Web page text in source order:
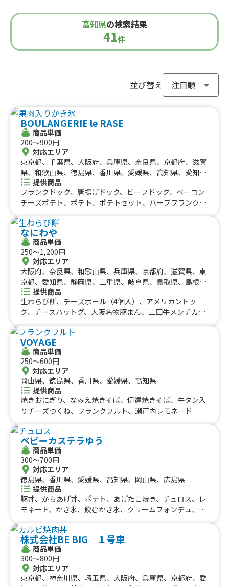
関東のケータリングカー
埼玉県栃木県
北信越のケータリングカー
東海のケータリングカー
愛知県静岡県三重県岐阜県
中国のケータリングカー
鳥取県島根県岡山県広島県山口県
四国のケータリングカー
徳島県香川県愛媛県高知県
九州のケータリングカー
福岡県 佐賀県
沖縄のケータリングカー
沖縄県
#餃子・小籠包
#唐揚げ #ドリンク
#タピオカ
#イタリアン #カレー
#ケバブ #コーヒー
#タコライス
#焼きそば
#焼き鳥
#おにぎり
#ローストビーフ
#スムージー
#アイスクリーム
#クリームソーダ
#ケーキ
#クロッフル #モンブラン #お弁当
#パフェ
#フルーツジュース
#パン #韓国料理
#パンケーキ
#海鮮
#和菓子 #和食 #ご当地グルメ
#串焼き
#流行グルメ
#丼ぶり #台湾料理
#ベトナム料理
#りんご飴・フルーツ飴
#アサイーボウル
高知県の検索結果
41件
並び替え
BOULANGERIE le RASE
商品単価
200〜900円
対応エリア
東京都、千葉県、大阪府、兵庫県、奈良県、京都府、滋賀
県、和歌山県、徳島県、香川県、愛媛県、高知県、愛知
県、岐阜県、北海道、神奈川県、埼玉県、栃木県、静岡
県、三重県、広島県、福岡県、長崎県、茨城県、群馬県、
山梨県、新潟県、富山県、石川県、福井県、長野県、鳥取
宮崎県、鹿児島県
提供商品
フランクドック、唐揚げドック、ビーフドック、ベーコン
チーズポテト、ポテト、ポテトセット、ハーブフランク、
モネード、コーラ、コーヒー、カフェオレ、抹茶オレ、ビ
ール、酎ハイレモン、ノンアルコールビール、果肉入りか
き氷、かき氷、たこ焼き(７個入り)
なにわや
商品単価
250〜1,200円
対応エリア
大阪府、奈良県、和歌山県、兵庫県、京都府、滋賀県、東
京都、愛知県、静岡県、三重県、岐阜県、鳥取県、島根
県、岡山県、広島県、山口県、徳島県、香川県、愛媛県、
高知県
提供商品
生わらび餅、チーズボール（4個入）、アメリカンドッ
グ、チーズハットグ、大阪名物豚まん、三田牛メンチカ
ル（5個入）、フリフリポテト、三田牛メンチカツ、コロ
ッケ弁当、たい焼き、牛タン串、チュロス、生ビール、角
ハイボール、酎ハイ、ノーアルコール、三田牛メンチカ
ツ、コロッケセット、その他サイドメニュー、牛丼、ふわ
ふわ果実かき氷、ハワイアンバーガー、かき氷（ふわふわ
氷）、生ビール、ハイボール、酎ハイ、ソフトドリンク、
かき氷、三田牛（メンチカツ、コロッケ）チーズハット
グ、チーズボール、フランクフルト、フライドポテト、ダ
ージーパイ、フランクフルト、ソフトドリンク、ダージー
パイ、かき氷、チーズボール、チーズドック、ダージーパ
イ、三田牛メンチカツ、三田牛コロッケ、フランクフル
ト、チーズハットグ、チーズボール、ポテトチーズハット
グ、チーズハットグ、チーズボール、三田牛メンチカツ、
三田牛コロッケ、フランクフルト、牛串（牛タン、牛ハラ
ミ、牛カルビ）三田牛（メンチカツ、コロッケ）チーズハ
ットグ、チーズボール、フランクフルト、フライドポテ
ト、ダージーパイ、アルコール、牛串（牛タン、牛ハラ
ミ、牛カルビ）三田牛（メンチカツ、コロッケ）チーズハ
ットグ、チーズボール、フランクフルト、ポテト、ドリン
ク（アルコール）、三田牛メンチカツ、三田牛コロッケセ
ット、①トルティーヤ（タコス、ジャークチキン、プルコ
ギ、ドック）②ドリンク（アルコール、ソフトドリンク
等）、ボリューム弁当
VOYAGE
商品単価
250〜600円
対応エリア
岡山県、徳島県、香川県、愛媛県、高知県
提供商品
焼きおにぎり、なみえ焼きそば、伊達焼きそば、牛タン入
りチーズつくね、フランクフルト、瀬戸内レモネード
ベビーカステラゆう
商品単価
300〜700円
対応エリア
徳島県、香川県、愛媛県、高知県、岡山県、広島県
提供商品
豚丼、からあげ丼、ポテト、あげたこ焼き、チュロス、レ
モネード、かき氷、飲むかき氷、クリームフォンデュ、ベ
株式会社BE BIG １号車
商品単価
300〜800円
対応エリア
東京都、神奈川県、埼玉県、大阪府、兵庫県、京都府、愛